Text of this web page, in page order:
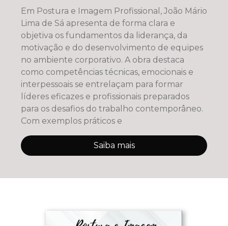
Em Postura e Imagem Profissional, João Mário
Lima de Sá apresenta de forma clara e
objetiva os fundamentos da liderança, da
motivação e do desenvolvimento de equipes
no ambiente corporativo. A obra destaca
como competências técnicas, emocionais e
interpessoais se entrelaçam para formar
líderes eficazes e profissionais preparados
para os desafios do trabalho contemporâneo.
Com exemplos práticos e
Saiba mais